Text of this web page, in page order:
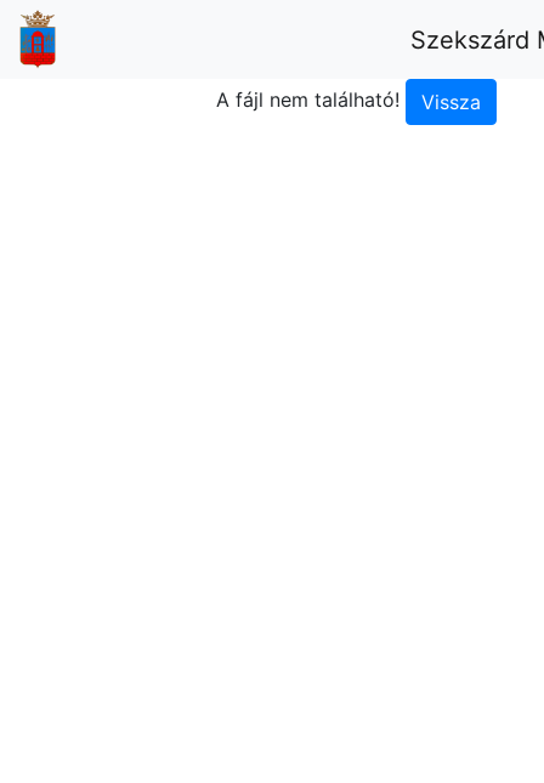
Szekszárd
A fájl nem található!